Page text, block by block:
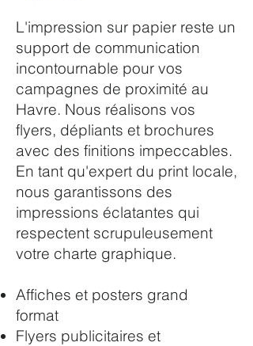
L'impression sur papier reste un
support de communication
incontournable pour vos
campagnes de proximité au
Havre. Nous réalisons vos
flyers, dépliants et brochures
avec des finitions impeccables.
En tant qu'expert du print locale,
nous garantissons des
impressions éclatantes qui
respectent scrupuleusement
votre charte graphique.
Affiches et posters grand
format
Flyers publicitaires et